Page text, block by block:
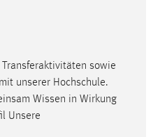
sowie
unserer Hochschule.
Wissen in Wirkung
Unsere
Informationen anonym.
nutzen.